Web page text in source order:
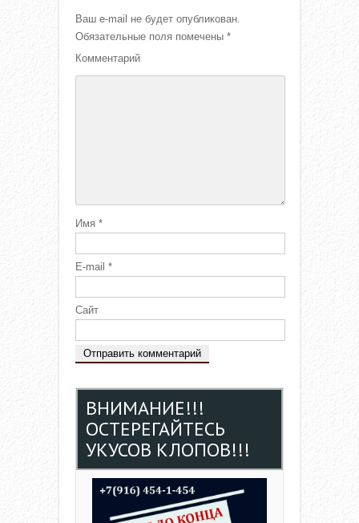
Ваш e-mail не будет опубликован.
Обязательные поля помечены *
Комментарий
Имя *
E-mail *
Сайт
ВНИМАНИЕ!!!
ОСТЕРЕГАЙТЕСЬ
УКУСОВ КЛОПОВ!!!